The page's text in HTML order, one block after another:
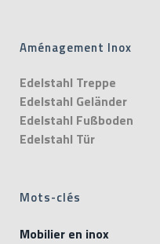
Aménagement Inox
Edelstahl Treppe
Edelstahl Geländer
Edelstahl Fußboden
Edelstahl Tür
Mots-clés
Mobilier en inox